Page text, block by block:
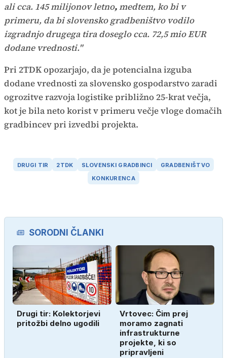
ali cca. 145 milijonov letno,medtem, ko bi v
primeru, da bi slovensko gradbeništvo vodilo
izgradnjo drugega tira doseglo cca. 72,5 mio EUR
dodane vrednosti."
Pri 2TDK opozarjajo, da je potencialna izguba
dodane vrednosti za slovensko gospodarstvo zaradi
ogrozitve razvoja logistike približno 25-krat večja,
kot je bila neto korist v primeru večje vloge domačih
gradbincev pri izvedbi projekta.
DRUGI TIR 2TDK SLOVENSKI GRADBINCI
GRADBENIŠTVO
KONKURENCA
SORODNI ČLANKI
Drugi tir: Kolektorjevi
pritožbi delno ugodili
Vrtovec: Čim prej
moramo zagnati
infrastrukturne
projekte, ki so
pripravljeni